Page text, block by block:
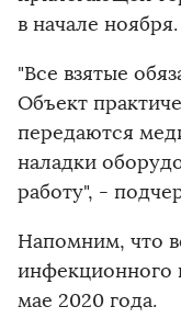
в начале ноября.
"Все взятые
Объект
передаются
наладки
работу", -
Напомним, что
инфекционного
мае 2020 года.